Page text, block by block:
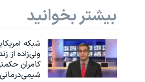
بیشتر بخوانید
شبکه
ولی‌زاده از
کامران
شیمی‌درمانی